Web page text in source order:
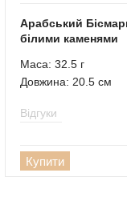
Арабський
білими каменями
Маса: 32.5 г
Довжина: 20.5 см
Відгуки
Купити